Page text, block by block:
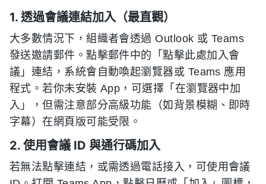
1. 透過會議連結加入（最直觀）
大多數情況下，組織者會透過 Outlook 或 Teams
發送邀請郵件。點擊郵件中的「點擊此處加入會
議」連結，系統會自動喚起瀏覽器或 Teams 應用
程式。若你未安裝 App，可選擇「在瀏覽器中加
入」，但需注意部分高級功能（如背景模糊、即時
字幕）在網頁版可能受限。
2. 使用會議 ID 與通行碼加入
若無法點擊連結，或需透過電話接入，可使用會議